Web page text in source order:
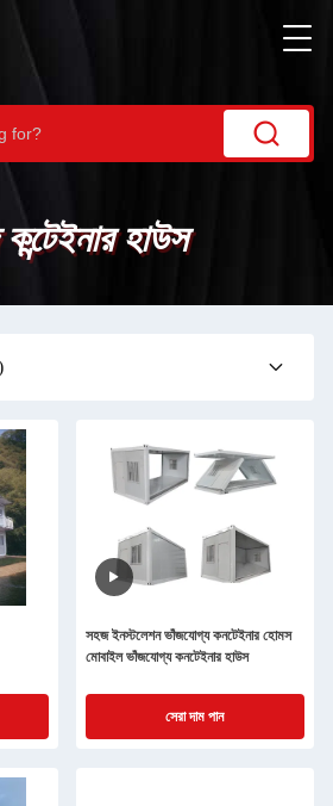
হাউস
সহজ ইনস্টলেশন ভাঁজযোগ্য কনটেইনার হোমস
মোবাইল ভাঁজযোগ্য কনটেইনার হাউস
সেরা দাম পান